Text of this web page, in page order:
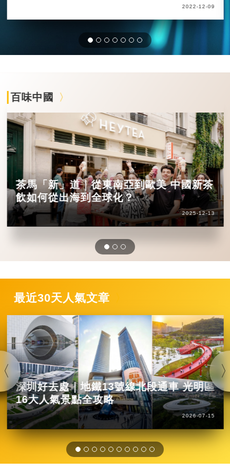
2022-12-09
百味中國
茶馬「新」道｜從東南亞到歐美 中國新茶
飲如何從出海到全球化？
2025-12-13
最近30天人氣文章
深圳好去處｜地鐵13號線北段通車 光明區
16大人氣景點全攻略
2026-07-15